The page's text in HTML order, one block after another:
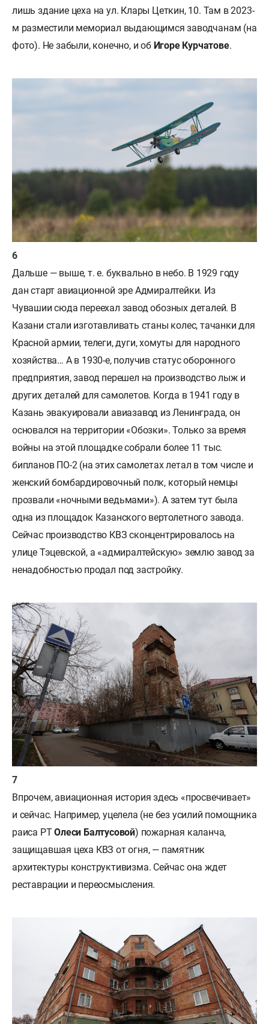
лишь здание цеха на ул. Клары Цеткин, 10. Там в 2023-
м разместили мемориал выдающимся заводчанам (на
фото). Не забыли, конечно, и об Игоре Курчатове.
Дальше — выше, т. е. буквально в небо. В 1929 году
дан старт авиационной эре Адмиралтейки. Из
Чувашии сюда переехал завод обозных деталей. В
Казани стали изготавливать станы колес, тачанки для
Красной армии, телеги, дуги, хомуты для народного
хозяйства… А в 1930-е, получив статус оборонного
предприятия, завод перешел на производство лыж и
других деталей для самолетов. Когда в 1941 году в
Казань эвакуировали авиазавод из Ленинграда, он
основался на территории «Обозки». Только за время
войны на этой площадке собрали более 11 тыс.
бипланов ПО-2 (на этих самолетах летал в том числе и
женский бомбардировочный полк, который немцы
прозвали «ночными ведьмами»). А затем тут была
одна из площадок Казанского вертолетного завода.
Сейчас производство КВЗ сконцентрировалось на
улице Тэцевской, а «адмиралтейскую» землю завод за
ненадобностью продал под застройку.
Впрочем, авиационная история здесь «просвечивает»
и сейчас. Например, уцелела (не без усилий помощника
раиса РТОлеси Балтусовой) пожарная каланча,
защищавшая цеха КВЗ от огня, — памятник
архитектуры конструктивизма. Сейчас она ждет
реставрации и переосмысления.